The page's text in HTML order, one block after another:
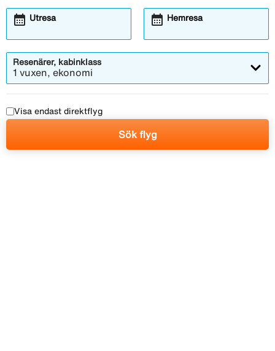
Utresa
calendar_month Hemresa
calendar_month
Resenärer, kabinklass
1 vuxen, ekonomi
Visa endast direktflyg
Sök flyg